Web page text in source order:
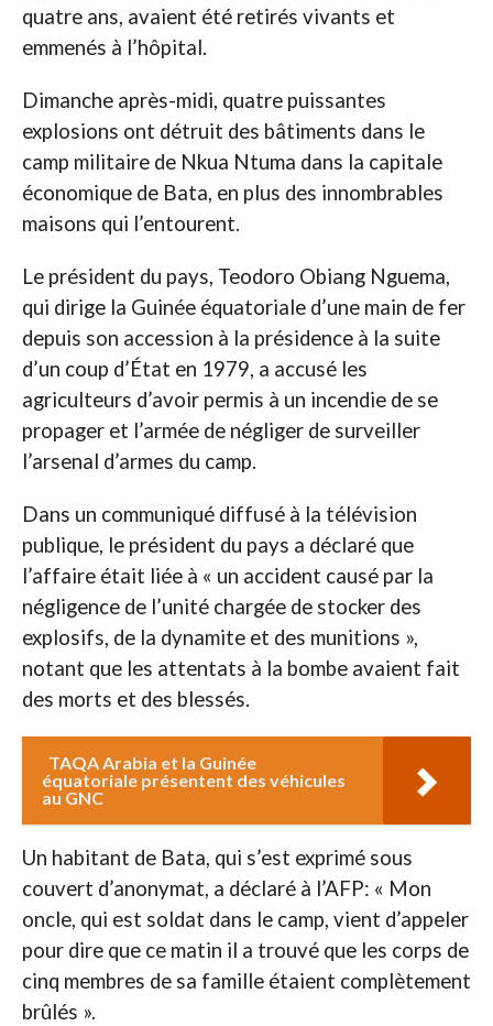
quatre ans, avaient été retirés vivants et
emmenés à l’hôpital.
Dimanche après-midi, quatre puissantes
explosions ont détruit des bâtiments dans le
camp militaire de Nkua Ntuma dans la capitale
économique de Bata, en plus des innombrables
maisons qui l’entourent.
Le président du pays, Teodoro Obiang Nguema,
qui dirige la Guinée équatoriale d’une main de fer
depuis son accession à la présidence à la suite
d’un coup d’État en 1979, a accusé les
agriculteurs d’avoir permis à un incendie de se
propager et l’armée de négliger de surveiller
l’arsenal d’armes du camp.
Dans un communiqué diffusé à la télévision
publique, le président du pays a déclaré que
l’affaire était liée à « un accident causé par la
négligence de l’unité chargée de stocker des
explosifs, de la dynamite et des munitions »,
notant que les attentats à la bombe avaient fait
des morts et des blessés.
TAQA Arabia et la Guinée
équatoriale présentent des véhicules
au GNC
Un habitant de Bata, qui s’est exprimé sous
couvert d’anonymat, a déclaré à l’AFP: « Mon
oncle, qui est soldat dans le camp, vient d’appeler
pour dire que ce matin il a trouvé que les corps de
cinq membres de sa famille étaient complètement
brûlés ».